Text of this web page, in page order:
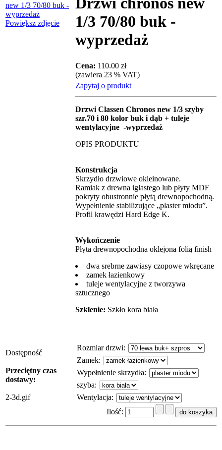
Powiększ zdjęcie
1/3 70/80 buk -
wyprzedaż
Cena: 110.00 zł
(zawiera 23 % VAT)
Zapytaj o produkt
Drzwi Classen Chronos new 1/3 szyby
szr.70 i 80 kolor buk i dąb + tuleje
wentylacyjne -wyprzedaż
OPIS PRODUKTU
Konstrukcja
Skrzydło drzwiowe okleinowane.
Ramiak z drewna iglastego lub płyty MDF
pokryty obustronnie płytą drewnopochodną.
Wypełnienie stabilizujące „plaster miodu”.
Profil krawędzi Hard Edge K.
Wykończenie
Płyta drewnopochodna oklejona folią finish
dwa srebrne zawiasy czopowe wkręcane
zamek łazienkowy
tuleje wentylacyjne z tworzywa
sztucznego
Szklenie: Szkło kora biała
Dostępność
Przeciętny czas
dostawy:
2-3d.gif
Rozmiar drzwi:
Zamek:
Wypełnienie skrzydła:
szyba:
Wentylacja:
Ilość: